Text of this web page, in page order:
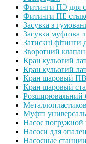
Фитинги ПЭ для
Фитинги ПЕ
Засувка з
Засувка муфтова
Затискні фітинги
Зворотний клапан
Кран кульовий
Кран кульовий
Кран шаровый
Кран шаровый
Розширювальний
Муфта
Насос
Насоси для
Насосные станции